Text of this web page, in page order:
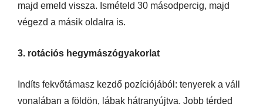
majd emeld vissza. Ismételd 30 másodpercig, majd
végezd a másik oldalra is.
3. rotációs hegymászógyakorlat
Indíts fekvőtámasz kezdő pozíciójából: tenyerek a váll
vonalában a földön, lábak hátranyújtva. Jobb térded